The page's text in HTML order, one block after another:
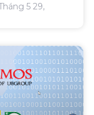
5 29,